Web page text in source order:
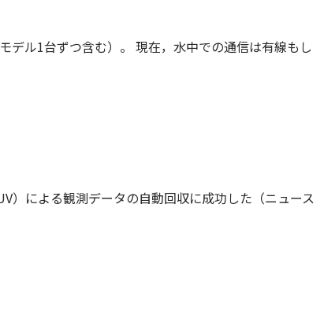
デル1台ずつ含む）。 現在，水中での通信は有線もし
）による観測データの自動回収に成功した（ニュース